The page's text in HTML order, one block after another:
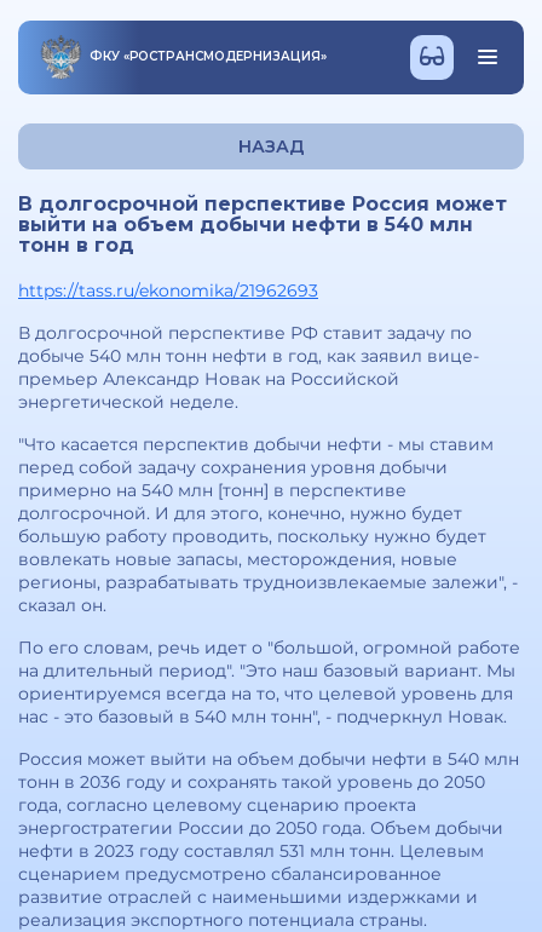
ФКУ «РОСТРАНСМОДЕРНИЗАЦИЯ»
НАЗАД
В долгосрочной перспективе Россия может
выйти на объем добычи нефти в 540 млн
тонн в год
https://tass.ru/ekonomika/21962693
В долгосрочной перспективе РФ ставит задачу по
добыче 540 млн тонн нефти в год, как заявил вице-
премьер Александр Новак на Российской
энергетической неделе.
"Что касается перспектив добычи нефти - мы ставим
перед собой задачу сохранения уровня добычи
примерно на 540 млн [тонн] в перспективе
долгосрочной. И для этого, конечно, нужно будет
большую работу проводить, поскольку нужно будет
вовлекать новые запасы, месторождения, новые
регионы, разрабатывать трудноизвлекаемые залежи", -
сказал он.
По его словам, речь идет о "большой, огромной работе
на длительный период". "Это наш базовый вариант. Мы
ориентируемся всегда на то, что целевой уровень для
нас - это базовый в 540 млн тонн", - подчеркнул Новак.
Россия может выйти на объем добычи нефти в 540 млн
тонн в 2036 году и сохранять такой уровень до 2050
года, согласно целевому сценарию проекта
энергостратегии России до 2050 года. Объем добычи
нефти в 2023 году составлял 531 млн тонн. Целевым
сценарием предусмотрено сбалансированное
развитие отраслей с наименьшими издержками и
реализация экспортного потенциала страны.